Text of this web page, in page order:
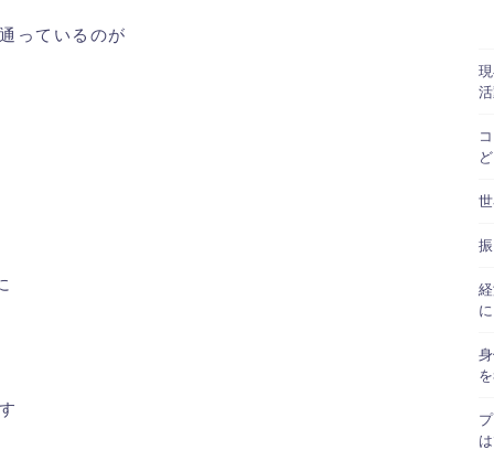
っているのが